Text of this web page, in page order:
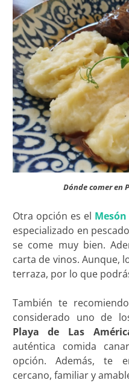
Dónde comer en
Otra opción es el
especializado en
se come muy bien.
carta de vinos. Aunque,
terraza, por lo que
También te recomiendo
considerado uno de
Playa de Las
auténtica comida
opción. Además, te
cercano, familiar y